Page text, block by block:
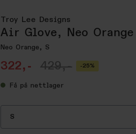
Troy Lee Designs
Air Glove, Neo Orange
Neo Orange, S
322,- 429,- -25%
Få på nettlager
S